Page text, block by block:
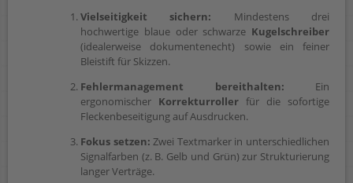
Vielseitigkeit sichern: Mindestens drei
hochwertige blaue oder schwarze Kugelschreiber
(idealerweise dokumentenecht) sowie ein feiner
Bleistift für Skizzen.
Fehlermanagement bereithalten: Ein
ergonomischer Korrekturroller für die sofortige
Fleckenbeseitigung auf Ausdrucken.
Fokus setzen: Zwei Textmarker in unterschiedlichen
Signalfarben (z. B. Gelb und Grün) zur Strukturierung
langer Verträge.